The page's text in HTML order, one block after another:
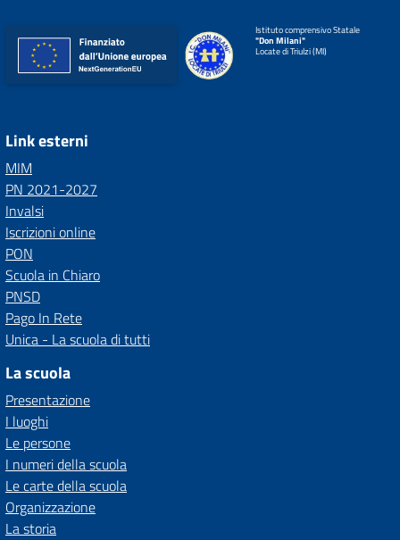
Istituto comprensivo Statale
"Don Milani"
Locate di Triulzi (MI)
Link esterni
MIM
PN 2021-2027
Invalsi
Iscrizioni online
PON
Scuola in Chiaro
PNSD
Pago In Rete
Unica - La scuola di tutti
La scuola
Presentazione
I luoghi
Le persone
I numeri della scuola
Le carte della scuola
Organizzazione
La storia